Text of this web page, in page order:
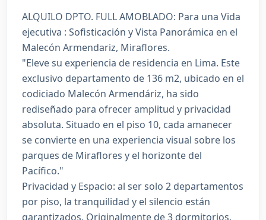
ALQUILO DPTO. FULL AMOBLADO: Para una Vida
ejecutiva : Sofisticación y Vista Panorámica en el
Malecón Armendariz, Miraflores.
"Eleve su experiencia de residencia en Lima. Este
exclusivo departamento de 136 m2, ubicado en el
codiciado Malecón Armendáriz, ha sido
rediseñado para ofrecer amplitud y privacidad
absoluta. Situado en el piso 10, cada amanecer
se convierte en una experiencia visual sobre los
parques de Miraflores y el horizonte del
Pacífico."
Privacidad y Espacio: al ser solo 2 departamentos
por piso, la tranquilidad y el silencio están
garantizados. Originalmente de 3 dormitorios,